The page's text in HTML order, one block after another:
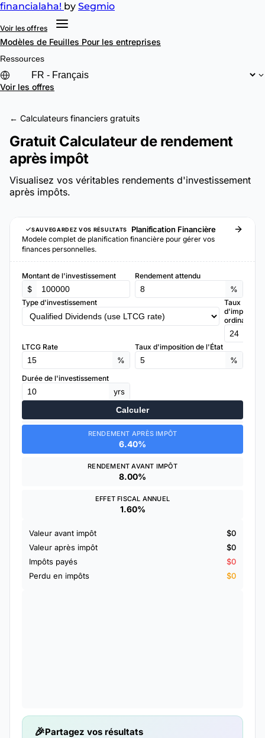
financialaha! by Segmio
Voir les offres
Modèles de Feuilles Pour les entreprises
Ressources
Voir les offres
← Calculateurs financiers gratuits
Gratuit Calculateur de rendement
après impôt
Visualisez vos véritables rendements d'investissement
après impôts.
SAUVEGARDEZ VOS RÉSULTATS Planification Financière
Modele complet de planification financière pour gérer vos
finances personnelles.
Montant de l'investissement
$
Rendement attendu
%
Type d'investissement
Taux
d'imposition
ordinaire
LTCG Rate
%
Taux d'imposition de l'État
%
Durée de l'investissement
yrs
Calculer
RENDEMENT APRÈS IMPÔT
6.40%
RENDEMENT AVANT IMPÔT
8.00%
EFFET FISCAL ANNUEL
1.60%
Valeur avant impôt
$0
Valeur après impôt
$0
Impôts payés
$0
Perdu en impôts
$0
Partagez vos résultats